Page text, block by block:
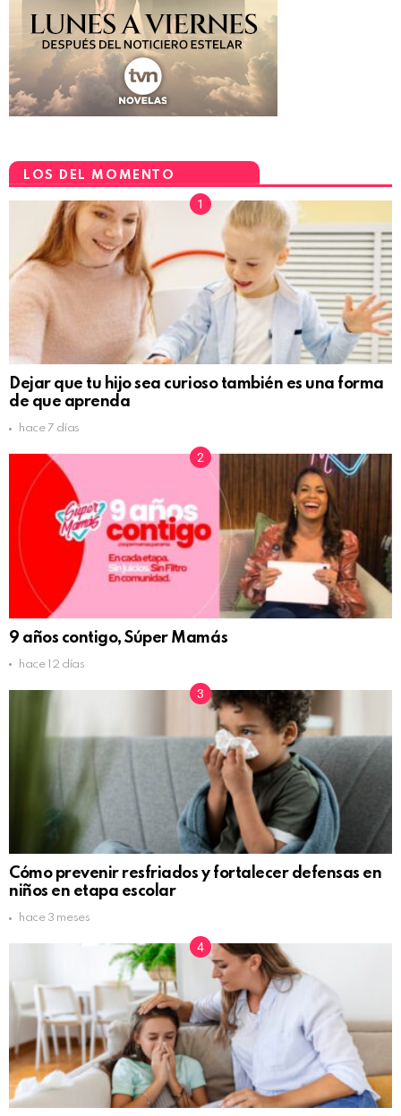
LOS DEL MOMENTO
Dejar que tu hijo sea curioso también es una forma
de que aprenda
hace 7 días
9 años contigo, Súper Mamás
hace 12 días
Cómo prevenir resfriados y fortalecer defensas en
niños en etapa escolar
hace 3 meses